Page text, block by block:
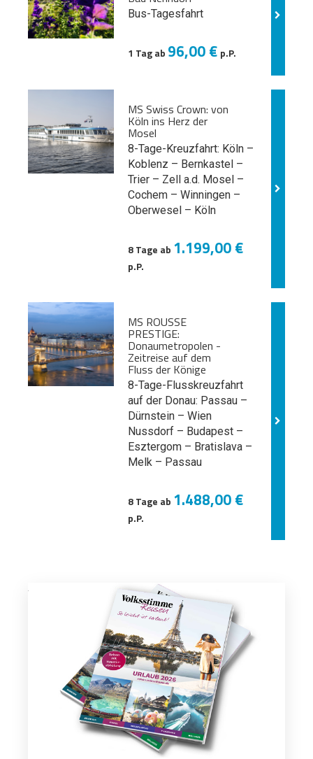
Bus-Tagesfahrt
1 Tag ab 96,00 € p.P.
MS Swiss Crown: von
Köln ins Herz der
Mosel
8-Tage-Kreuzfahrt: Köln –
Koblenz – Bernkastel –
Trier – Zell a.d. Mosel –
Cochem – Winningen –
Oberwesel – Köln
8 Tage ab 1.199,00 €
p.P.
MS ROUSSE
PRESTIGE:
Donaumetropolen -
Zeitreise auf dem
Fluss der Könige
8-Tage-Flusskreuzfahrt
auf der Donau: Passau –
Dürnstein – Wien
Nussdorf – Budapest –
Esztergom – Bratislava –
Melk – Passau
8 Tage ab 1.488,00 €
p.P.